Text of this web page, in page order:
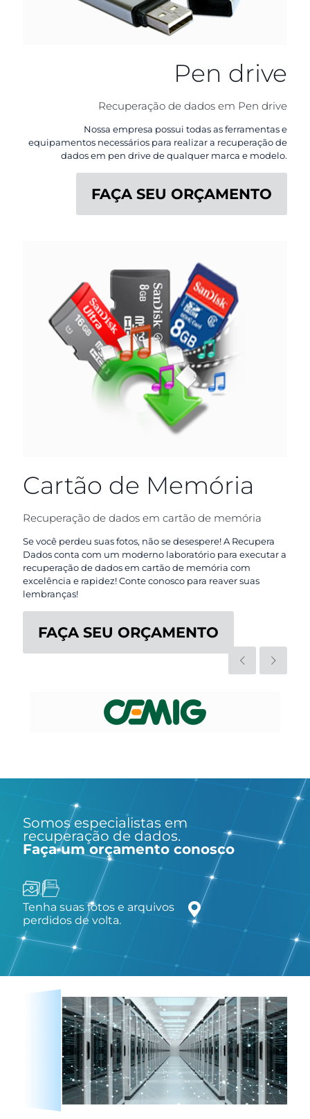
Pen drive
Recuperação de dados em Pen drive
Nossa empresa possui todas as ferramentas e
equipamentos necessários para realizar a recuperação de
dados em pen drive de qualquer marca e modelo.
FAÇA SEU ORÇAMENTO
Cartão de Memória
Recuperação de dados em cartão de memória
Se você perdeu suas fotos, não se desespere! A Recupera
Dados conta com um moderno laboratório para executar a
recuperação de dados em cartão de memória com
excelência e rapidez! Conte conosco para reaver suas
lembranças!
FAÇA SEU ORÇAMENTO
Somos especialistas em
recuperação de dados.
Faça um orçamento conosco
Tenha suas fotos e arquivos
perdidos de volta.